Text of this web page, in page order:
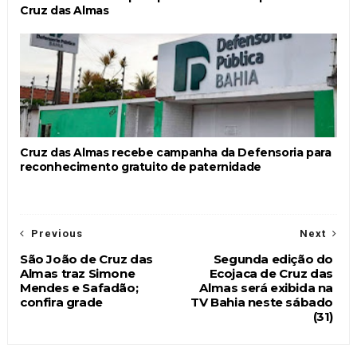
Cruz das Almas
Cruz das Almas recebe campanha da Defensoria para
reconhecimento gratuito de paternidade
Next
Segunda edição do
Ecojaca de Cruz das
Almas será exibida na
TV Bahia neste sábado
(31)
Previous
São João de Cruz das
Almas traz Simone
Mendes e Safadão;
confira grade